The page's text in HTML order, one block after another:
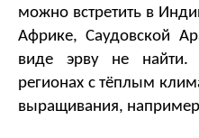
можно встретить в
Африке, Саудовской
виде эрву не найти.
регионах с тёплым
выращивания,